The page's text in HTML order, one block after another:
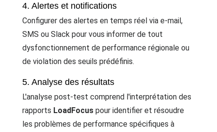
4. Alertes et notifications
Configurer des alertes en temps réel via e-mail,
SMS ou Slack pour vous informer de tout
dysfonctionnement de performance régionale ou
de violation des seuils prédéfinis.
5. Analyse des résultats
L'analyse post-test comprend l'interprétation des
rapports LoadFocus pour identifier et résoudre
les problèmes de performance spécifiques à